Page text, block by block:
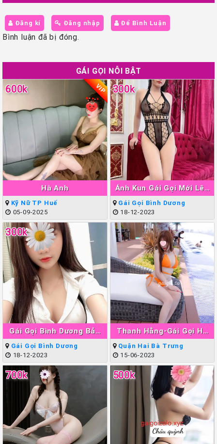
Đăng kí Đăng nhập Để Bình Luận
Bình luận đã bị đóng.
GÁI GỌI NỖI BẬT
Hà Anh
600k VIP
Kỹ Nữ TP Huế
05-09-2025
Ánh Kun Gái Gọi Mới Lên
Sóng Thuận An
300k
Gái Gọi Bình Dương
18-12-2023
Gái Gọi Bình Dương Bảo
Ngân
300k
Gái Gọi Bình Dương
18-12-2023
Thanh Hằng-Gái Gọi Hà
Nội Làm Tình Giỏi Đẳng
Quận Hai Bà Trưng
15-06-2023
700k 500k